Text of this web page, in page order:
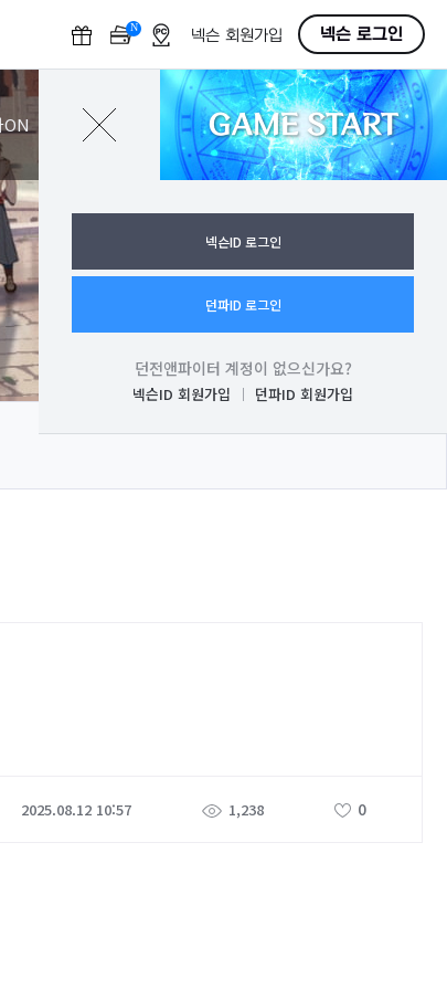
N
F
넥슨 회원가입 넥슨 로그인
ON GAME START
로그인
넥슨ID 로그인
던파ID 로그인
던전앤파이터 계정이 없으신가요?
넥슨ID 회원가입 던파ID 회원가입
2025.08.12 10:57 1,238 0